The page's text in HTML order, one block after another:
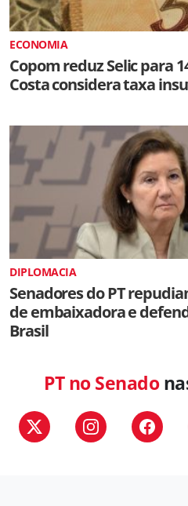
ECONOMIA
Copom reduz Selic para
Costa considera taxa
DIPLOMACIA
Senadores do PT
de embaixadora e
Brasil
PT no Senado